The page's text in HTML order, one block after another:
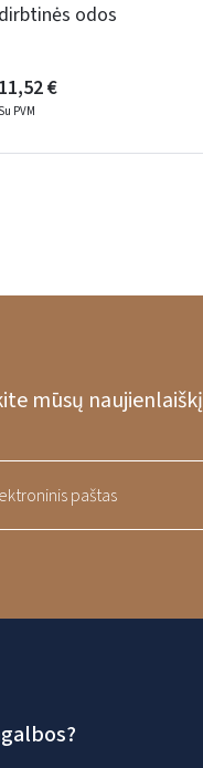
dirbtinės odos
11,52 €
Su PVM
mūsų naujienlaiškį